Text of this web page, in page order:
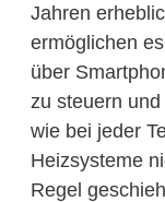
Jahren
ermöglichen
über
zu steuern
wie bei jeder
Heizsysteme
Regel